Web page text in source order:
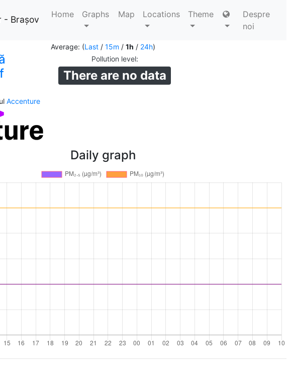
- Brașov Home Graphs Map Locations Theme
Despre
noi
Average: (Last / 15m / 1h / 24h)
Accenture
Pollution level:
There are no data
Daily graph